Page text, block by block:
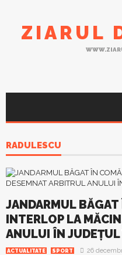
ZIARUL
RADULESCU
JANDARMUL
INTERLOP LA
ANULUI ÎN
ACTUALITATE SPORT 26